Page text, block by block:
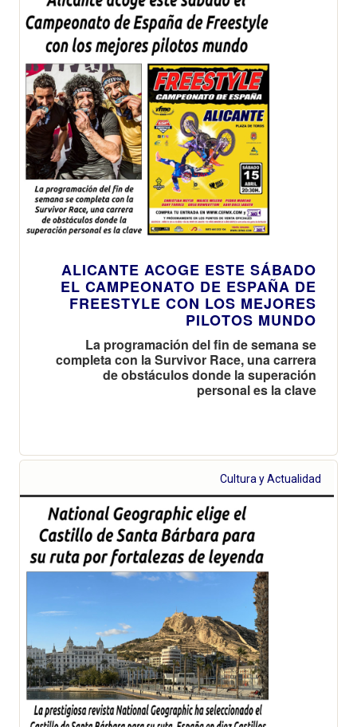
Rock&Ríos
2023, con la
que cumple
cuarenta
musical en
escenarios
ALICANTE ACOGE ESTE SÁBADO
EL CAMPEONATO DE ESPAÑA DE
FREESTYLE CON LOS MEJORES
PILOTOS MUNDO
La programación del fin de semana se
completa con la Survivor Race, una carrera
de obstáculos donde la superación
personal es la clave
Cultura y Actualidad